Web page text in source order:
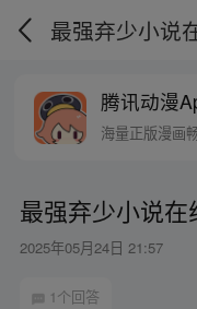
最强弃少小说
腾讯动漫
海量正版漫画
最强弃少小说在
2025年05月24日 21:57
1个回答